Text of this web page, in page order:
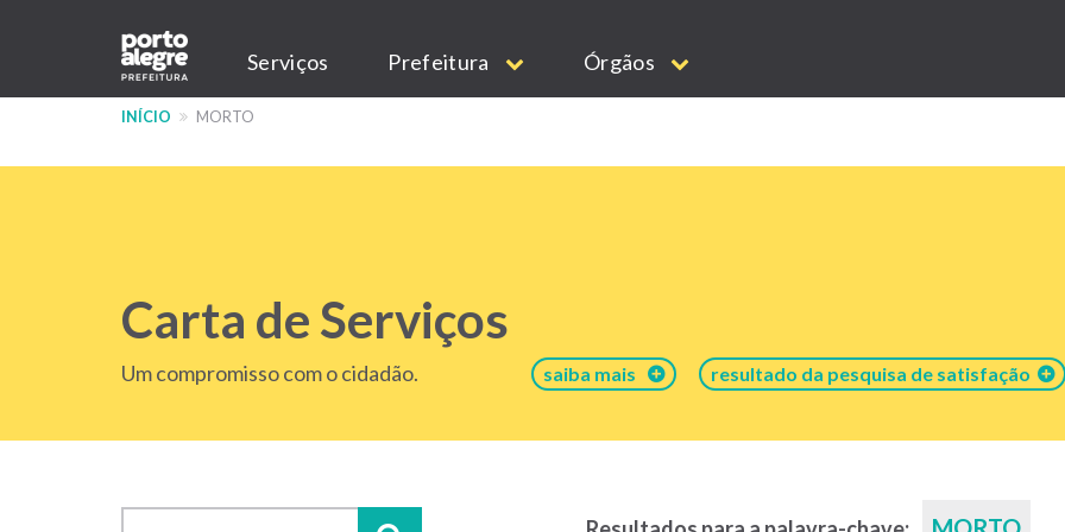
conteúdo
Main
navigation
Serviços Prefeitura Órgãos
INÍCIO MORTO
Carta de Serviços
Um compromisso com o cidadão. saiba mais resultado da pesquisa de satisfação